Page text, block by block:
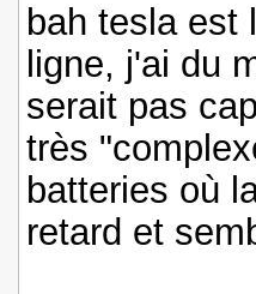
bah tesla est
ligne, j'ai du
serait pas
très
batteries où
retard et